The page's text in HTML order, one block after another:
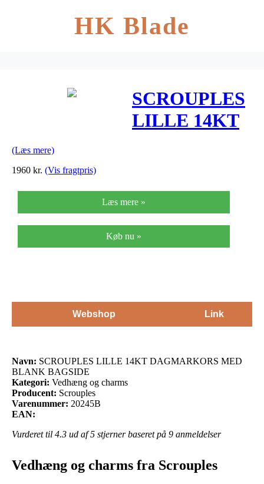
HK Blade
SCROUPLES
LILLE 14KT
BAGSIDE
(Læs mere)
1960 kr. (Vis fragtpris)
Læs mere »
Køb nu »
Webshop Link
Navn: SCROUPLES LILLE 14KT DAGMARKORS MED
BLANK BAGSIDE
Kategori: Vedhæng og charms
Producent: Scrouples
Varenummer: 20245B
EAN:
Vurderet til 4.3 ud af 5 stjerner baseret på 9 anmeldelser
Vedhæng og charms fra Scrouples